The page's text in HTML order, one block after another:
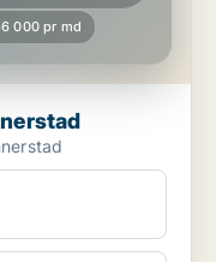
000 pr md